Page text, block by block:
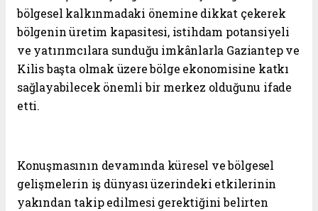
bölgesel kalkınmadaki önemine dikkat çekerek
bölgenin üretim kapasitesi, istihdam potansiyeli
ve yatırımcılara sunduğu imkânlarla Gaziantep ve
Kilis başta olmak üzere bölge ekonomisine katkı
sağlayabilecek önemli bir merkez olduğunu ifade
etti.
Konuşmasının devamında küresel ve bölgesel
gelişmelerin iş dünyası üzerindeki etkilerinin
yakından takip edilmesi gerektiğini belirten